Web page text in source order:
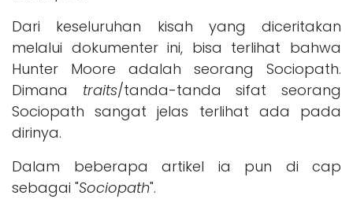
Dari keseluruhan kisah yang diceritakan
melalui dokumenter ini, bisa terlihat bahwa
Hunter Moore adalah seorang Sociopath.
Dimana traits/tanda-tanda sifat seorang
Sociopath sangat jelas terlihat ada pada
dirinya.
Dalam beberapa artikel ia pun di cap
sebagai "Sociopath".